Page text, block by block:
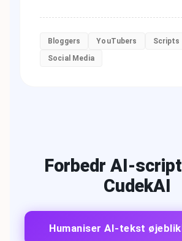
Bloggers YouTubers
Scripts
Social Media
Forbedr AI-
CudekAI
Humaniser AI-tekst